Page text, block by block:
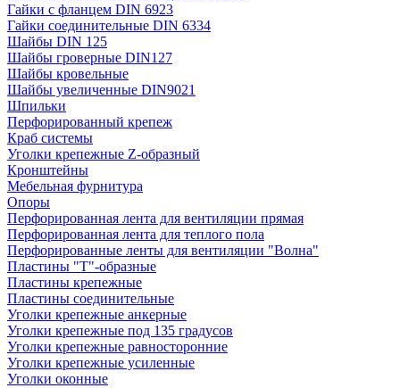
Гайки с фланцем DIN 6923
Гайки соединительные DIN 6334
Шайбы DIN 125
Шайбы гроверные DIN127
Шайбы кровельные
Шайбы увеличенные DIN9021
Шпильки
Перфорированный крепеж
Краб системы
Уголки крепежные Z-образный
Кронштейны
Мебельная фурнитура
Опоры
Перфорированная лента для вентиляции прямая
Перфорированная лента для теплого пола
Перфорированные ленты для вентиляции "Волна"
Пластины "Т"-образные
Пластины крепежные
Пластины соединительные
Уголки крепежные анкерные
Уголки крепежные под 135 градусов
Уголки крепежные равносторонние
Уголки крепежные усиленные
Уголки оконные